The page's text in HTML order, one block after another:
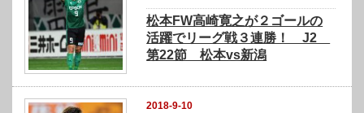
松本FW高崎寛之が２ゴールの
活躍でリーグ戦３連勝！ J2
第22節 松本vs新潟
2018-9-10